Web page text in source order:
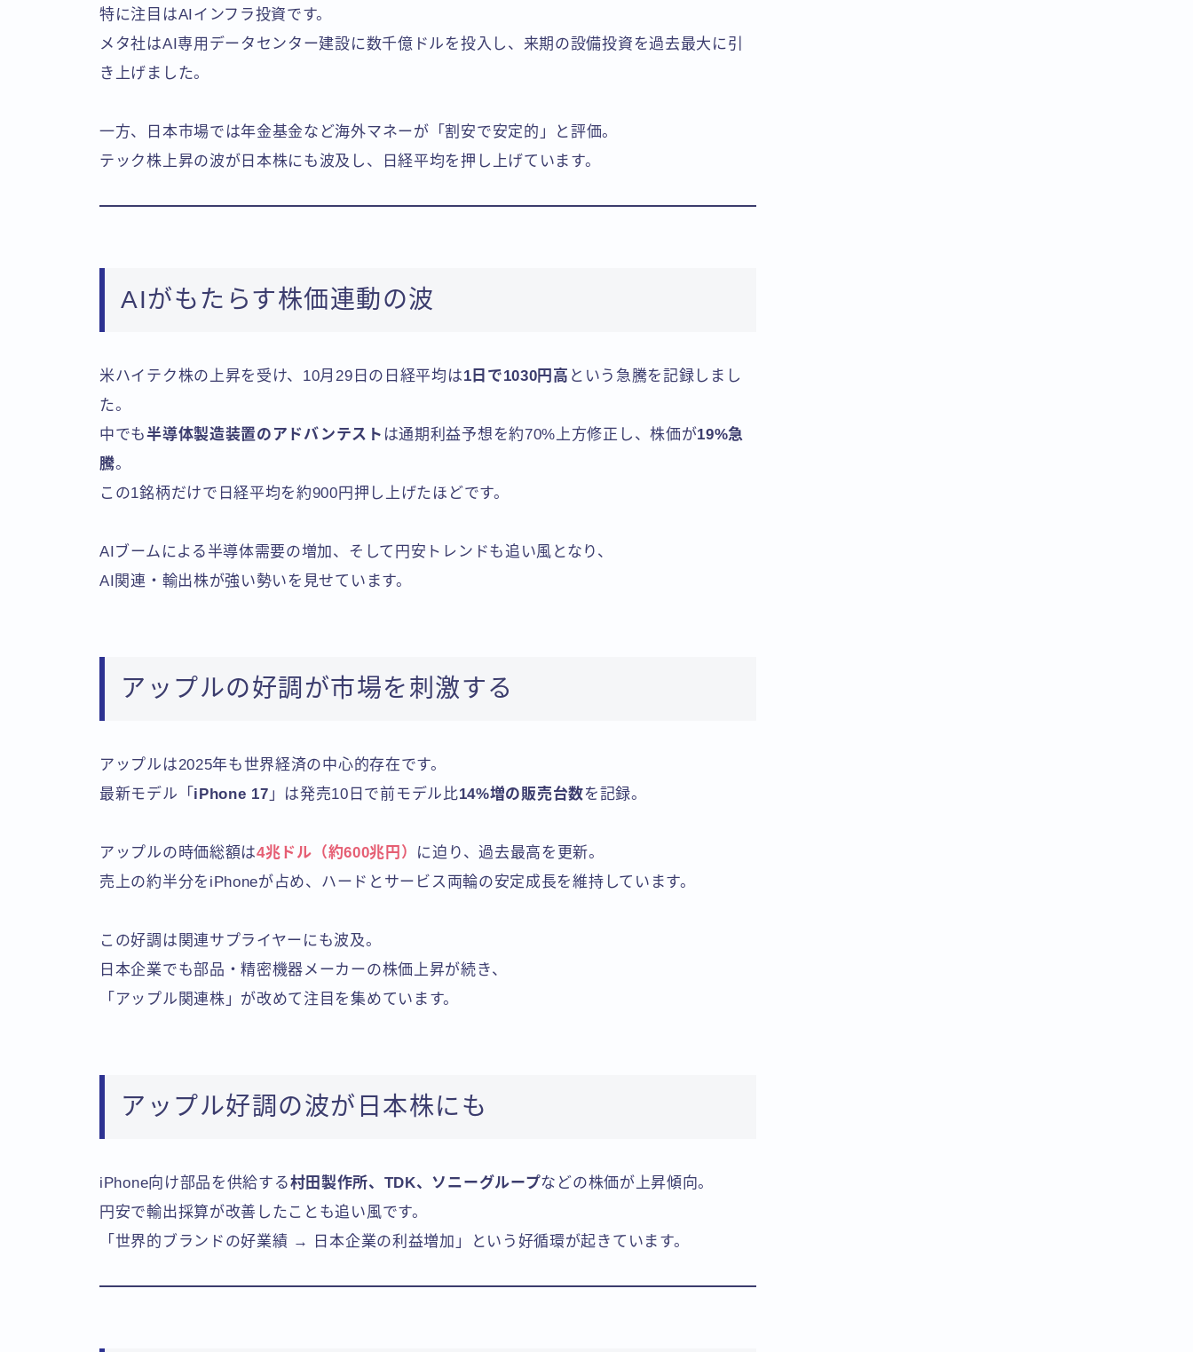
特に注目はAIインフラ投資です。
メタ社はAI専用データセンター建設に数千億ドルを投入し、来期の設備投資を過去最大に引
き上げました。
一方、日本市場では年金基金など海外マネーが「割安で安定的」と評価。
テック株上昇の波が日本株にも波及し、日経平均を押し上げています。
AIがもたらす株価連動の波
米ハイテク株の上昇を受け、10月29日の日経平均は1日で1030円高 という急騰を記録しまし
た。
中でも半導体製造装置のアドバンテスト は通期利益予想を約70%上方修正し、株価が19%急
騰。
この1銘柄だけで日経平均を約900円押し上げたほどです。
AIブームによる半導体需要の増加、そして円安トレンドも追い風となり、
AI関連・輸出株が強い勢いを見せています。
アップルの好調が市場を刺激する
アップルは2025年も世界経済の中心的存在です。
最新モデル「 iPhone 17 」は発売10日で前モデル比14%増の販売台数を記録。
アップルの時価総額は4兆ドル（約600兆円） に迫り、過去最高を更新。
売上の約半分をiPhoneが占め、ハードとサービス両輪の安定成長を維持しています。
この好調は関連サプライヤーにも波及。
日本企業でも部品・精密機器メーカーの株価上昇が続き、
「アップル関連株」が改めて注目を集めています。
アップル好調の波が日本株にも
iPhone向け部品を供給する村田製作所、TDK、ソニーグループなどの株価が上昇傾向。
円安で輸出採算が改善したことも追い風です。
「世界的ブランドの好業績 → 日本企業の利益増加」という好循環が起きています。